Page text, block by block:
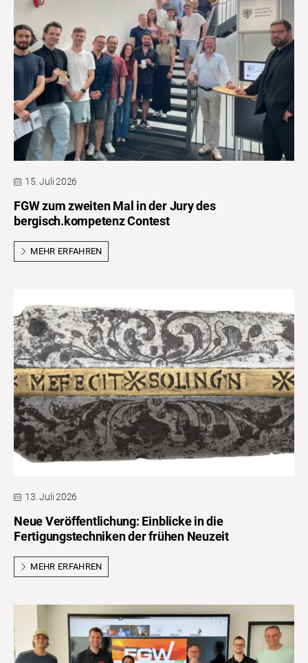
15. Juli 2026
FGW zum zweiten Mal in der Jury des
bergisch.kompetenz Contest
MEHR ERFAHREN
13. Juli 2026
Neue Veröffentlichung: Einblicke in die
Fertigungstechniken der frühen Neuzeit
MEHR ERFAHREN